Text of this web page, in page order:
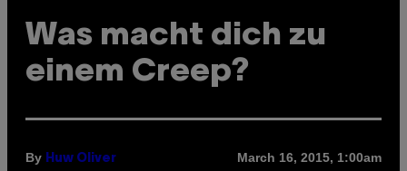
Was macht dich zu
einem Creep?
By Huw Oliver March 16, 2015, 1:00am